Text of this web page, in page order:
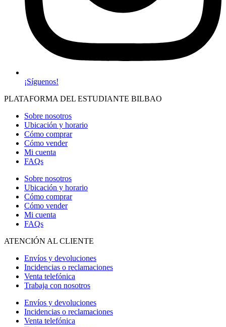
¡Síguenos!
PLATAFORMA DEL ESTUDIANTE BILBAO
Sobre nosotros
Ubicación y horario
Cómo comprar
Cómo vender
Mi cuenta
FAQs
Sobre nosotros
Ubicación y horario
Cómo comprar
Cómo vender
Mi cuenta
FAQs
ATENCIÓN AL CLIENTE
Envíos y devoluciones
Incidencias o reclamaciones
Venta telefónica
Trabaja con nosotros
Envíos y devoluciones
Incidencias o reclamaciones
Venta telefónica